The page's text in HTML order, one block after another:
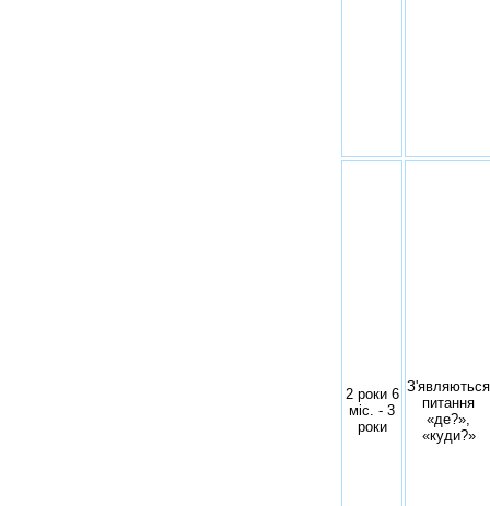
2 роки 6
міс. - 3
роки
З'являються
питання
«де?»,
«куди?»